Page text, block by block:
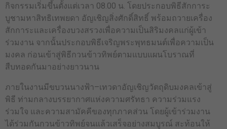
กิจกรรมเริ่มขึ้นตั้งแต่เวลา 08.00 น. โดยประกอบพิธีสักการะ
บูชามหาสิทธิเทพยดา อัญเชิญสิ่งศักดิ์สิทธิ์ พร้อมถวายเครื่อง
สักการะและเครื่องบวงสรวงเพื่อความเป็นสิริมงคลแก่ผู้เข้า
ร่วมงาน จากนั้นประกอบพิธีเจริญพระพุทธมนต์เพื่อความเป็น
มงคล ก่อนเข้าสู่พิธีกวนข้าวทิพย์ตามแบบแผนโบราณที่
สืบทอดกันมาอย่างยาวนาน
ภายในงานมีขบวนนางฟ้า–เทวดาอัญเชิญวัตถุดิบมงคลเข้าสู่
พิธี ท่ามกลางบรรยากาศแห่งความศรัทธา ความร่วมแรง
ร่วมใจ และความสามัคคีของทุกภาคส่วน โดยผู้เข้าร่วมงาน
ได้ร่วมกันกวนข้าวทิพย์จนแล้วเสร็จอย่างสมบูรณ์ สะท้อนให้